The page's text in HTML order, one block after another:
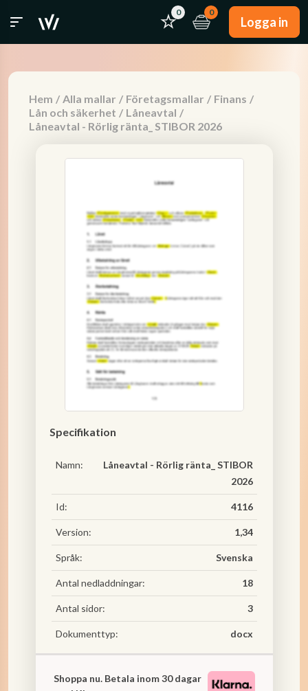
0 0
Logga in
Hem / Alla mallar / Företagsmallar / Finans /
Lån och säkerhet / Låneavtal /
Låneavtal - Rörlig ränta_ STIBOR 2026
Specifikation
Namn:
Låneavtal - Rörlig ränta_ STIBOR
2026
Id: 4116
Version: 1,34
Språk: Svenska
Antal nedladdningar: 18
Antal sidor: 3
Dokumenttyp: docx
Shoppa nu. Betala inom 30 dagar